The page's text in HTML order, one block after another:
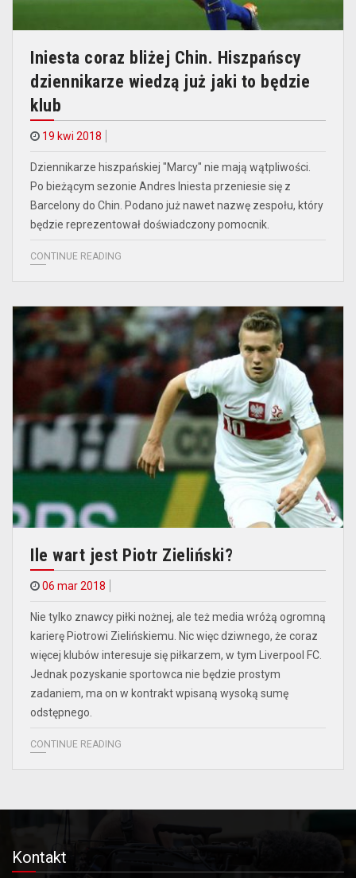
Iniesta coraz bliżej Chin. Hiszpańscy
dziennikarze wiedzą już jaki to będzie
klub
19 kwi 2018
Dziennikarze hiszpańskiej "Marcy" nie mają wątpliwości.
Po bieżącym sezonie Andres Iniesta przeniesie się z
Barcelony do Chin. Podano już nawet nazwę zespołu, który
będzie reprezentował doświadczony pomocnik.
CONTINUE READING
Ile wart jest Piotr Zieliński?
06 mar 2018
Nie tylko znawcy piłki nożnej, ale też media wróżą ogromną
karierę Piotrowi Zielińskiemu. Nic więc dziwnego, że coraz
więcej klubów interesuje się piłkarzem, w tym Liverpool FC.
Jednak pozyskanie sportowca nie będzie prostym
zadaniem, ma on w kontrakt wpisaną wysoką sumę
odstępnego.
CONTINUE READING
Kontakt